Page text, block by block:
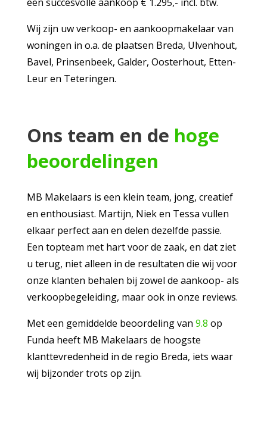
Wij zijn uw verkoop- en aankoopmakelaar van
woningen in o.a. de plaatsen Breda, Ulvenhout,
Bavel, Prinsenbeek, Galder, Oosterhout, Etten-
Leur en Teteringen.
Ons team en de hoge
beoordelingen
MB Makelaars is een klein team, jong, creatief
en enthousiast. Martijn, Niek en Tessa vullen
elkaar perfect aan en delen dezelfde passie.
Een topteam met hart voor de zaak, en dat ziet
u terug, niet alleen in de resultaten die wij voor
onze klanten behalen bij zowel de aankoop- als
verkoopbegeleiding, maar ook in onze reviews.
Met een gemiddelde beoordeling van 9.8 op
Funda heeft MB Makelaars de hoogste
klanttevredenheid in de regio Breda, iets waar
wij bijzonder trots op zijn.